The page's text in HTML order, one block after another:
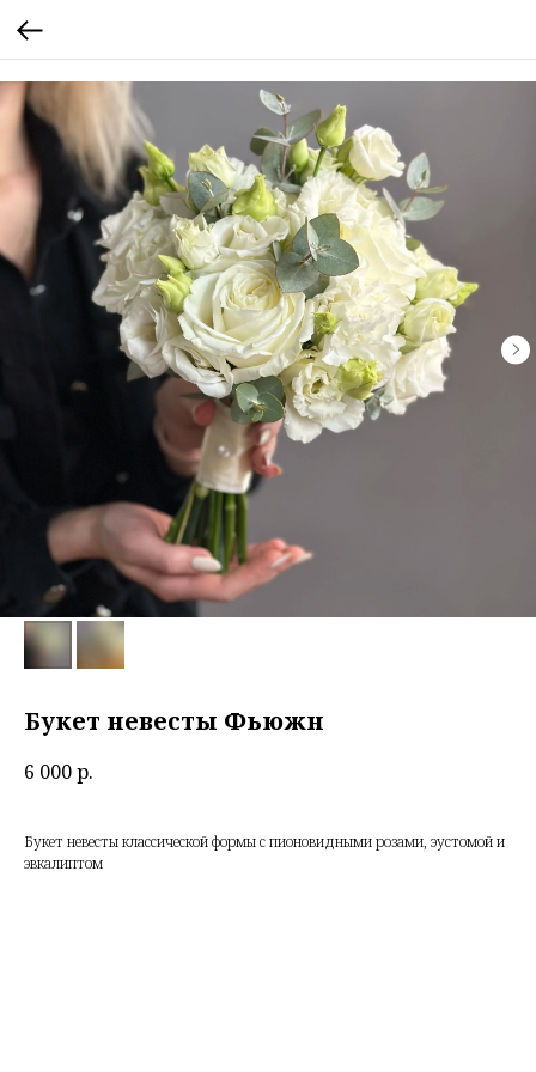
Букет невесты Фьюжн
6 000р.
Букет невесты классической формы с пионовидными розами, эустомой и
эвкалиптом